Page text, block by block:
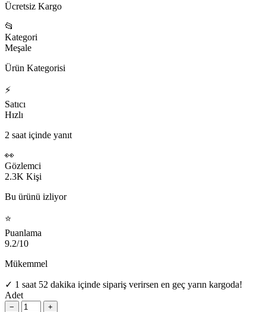
Ücretsiz Kargo
📂
Kategori
Meşale
Ürün Kategorisi
⚡
Satıcı
Hızlı
2 saat içinde yanıt
👀
Gözlemci
2.3K Kişi
Bu ürünü izliyor
⭐
Puanlama
9.2/10
Mükemmel
✓ 1 saat 52 dakika içinde sipariş verirsen en geç yarın kargoda!
Adet
− +